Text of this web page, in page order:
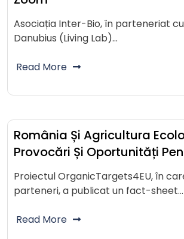
Asociația Inter-Bio, în parteneriat cu
Danubius (Living Lab)…
Read More
România Și Agricultura
Provocări Și Oportunități
Proiectul OrganicTargets4EU, în
parteneri, a publicat un fact-sheet…
Read More